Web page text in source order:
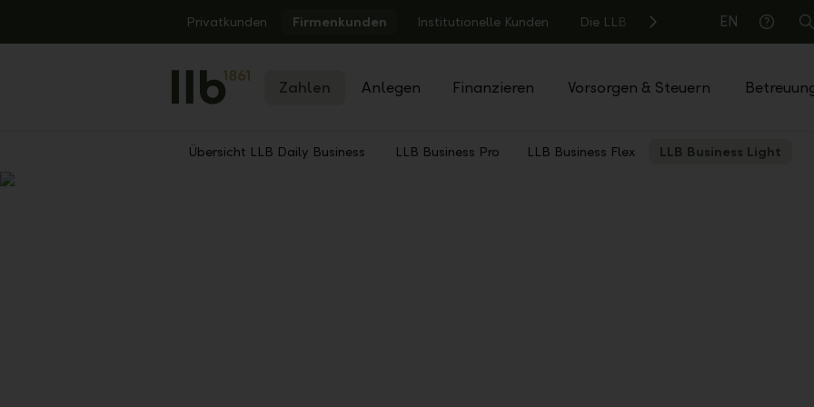
Privatkunden Firmenkunden Institutionelle Kunden Die LLB
EN
Hilfe
Zahlen Anlegen Finanzieren Vorsorgen & Steuern
Übersicht LLB Daily Business LLB Business Pro LLB Business Flex LLB Business Light